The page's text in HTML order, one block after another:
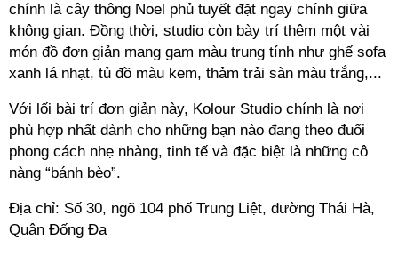
chính là cây thông Noel phủ tuyết đặt ngay chính giữa
không gian. Đồng thời, studio còn bày trí thêm một vài
món đồ đơn giản mang gam màu trung tính như ghế sofa
xanh lá nhạt, tủ đồ màu kem, thảm trải sàn màu trắng,...
Với lối bài trí đơn giản này, Kolour Studio chính là nơi
phù hợp nhất dành cho những bạn nào đang theo đuổi
phong cách nhẹ nhàng, tinh tế và đặc biệt là những cô
nàng “bánh bèo”.
Địa chỉ: Số 30, ngõ 104 phố Trung Liệt, đường Thái Hà,
Quận Đống Đa